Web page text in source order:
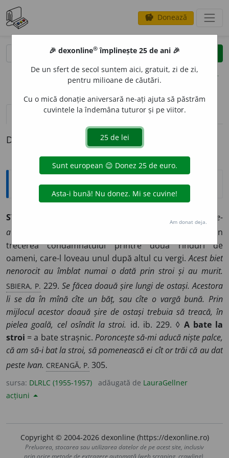
savings Donează
clear
opțiuni
definiții (1)
Definiția cu ID-ul 959510:
Explicative DEX
STROI
Ne-
a pus la stroi: la rînd.
Pedeapsă constînd din
trecerea condamnatului printre două rînduri de
oameni, care-l loveau unul după altul cu vergi.Acest biet
nenorocit au îmblat numai o dată prin stroi și au murit.
SBIERA, P. 229. Se făcea doauă șire lungi de ostași. Acestora
li se da în mînă cîte un băț, sau cîte o vargă bună. Prin
mijlocul acestor doauă șire de ostași trebuia să treacă, în
pielea goală, cel osîndit la stroi. id. ib. 229. ◊ A bate la
stroi = a bate strașnic.Poroncește să-mi aducă niște palce,
că am să-i bat la stroi, să pomenească ei cît or trăi că au dat
peste Ivan. CREANGĂ, P. 305.
sursa: DLRLC (1955-1957) adăugată de LauraGellner
acțiuni
Copyright © 2004-2026 dexonline (https://dexonline.ro)
Preluarea, stocarea sau utilizarea datelor de pe acest site, inclusiv
prin orice metode de extragere automată (web scraping, crawling),
🎉 dexonline® împlinește 25 de ani 🎉
De un sfert de secol suntem aici, gratuit, zi de zi,
pentru milioane de căutări.
Cu o mică donație aniversară ne-ați ajuta să păstrăm
cuvintele la îndemâna tuturor și pe viitor.
Am donat deja.